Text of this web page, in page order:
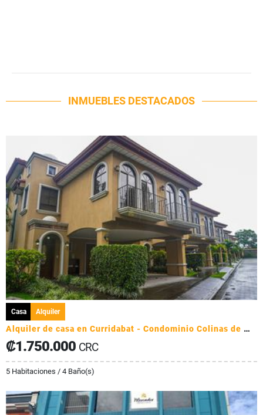
INMUEBLES DESTACADOS
Casa Alquiler
Alquiler de casa en Curridabat - Condominio Colinas de Montealegre
₡1.750.000 CRC
5 Habitaciones / 4 Baño(s)